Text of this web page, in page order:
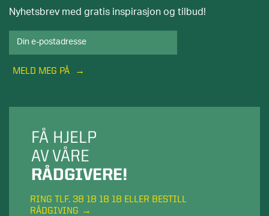
Nyhetsbrev med gratis inspirasjon og tilbud!
MELD MEG PÅ
FÅ HJELP
AV VÅRE
RÅDGIVERE!
RING TLF. 38 18 18 18 ELLER BESTILL
RÅDGIVING